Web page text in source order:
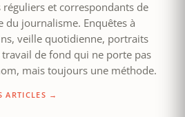
et correspondants de
du journalisme. Enquêtes à
veille quotidienne, portraits
travail de fond qui ne porte pas
mais toujours une méthode.
ARTICLES →